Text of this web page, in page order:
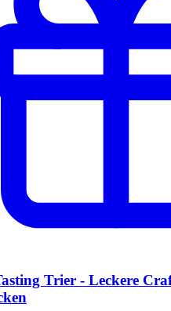
Trier - Leckere